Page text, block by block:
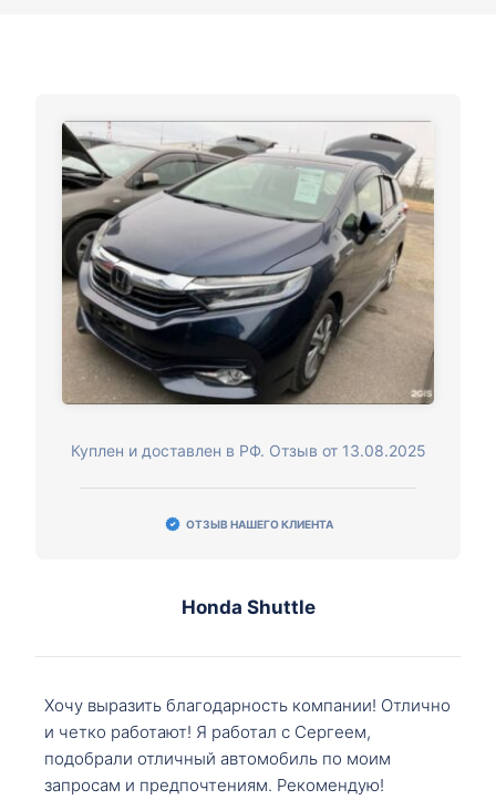
Куплен и доставлен в РФ. Отзыв от 13.08.2025
ОТЗЫВ НАШЕГО КЛИЕНТА
Honda Shuttle
Хочу выразить благодарность компании! Отлично
и четко работают! Я работал с Сергеем,
подобрали отличный автомобиль по моим
запросам и предпочтениям. Рекомендую!